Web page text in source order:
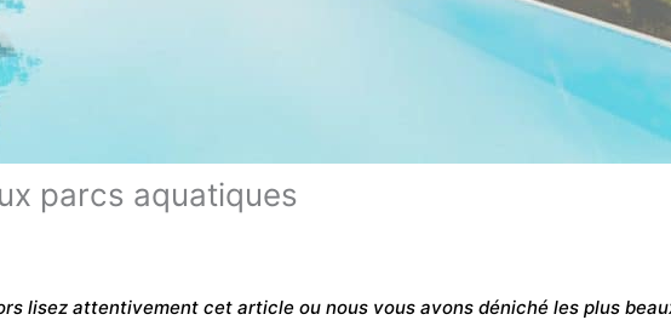
parcs aquatiques
lisez attentivement cet article ou nous vous avons déniché les plus